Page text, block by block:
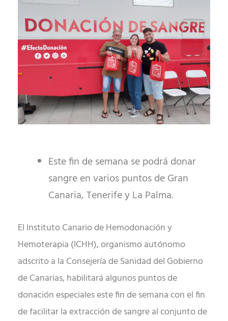
Este fin de semana se podrá donar
sangre en varios puntos de Gran
Canaria, Tenerife y La Palma.
El Instituto Canario de Hemodonación y
Hemoterapia (ICHH), organismo autónomo
adscrito a la Consejería de Sanidad del Gobierno
de Canarias, habilitará algunos puntos de
donación especiales este fin de semana con el fin
de facilitar la extracción de sangre al conjunto de